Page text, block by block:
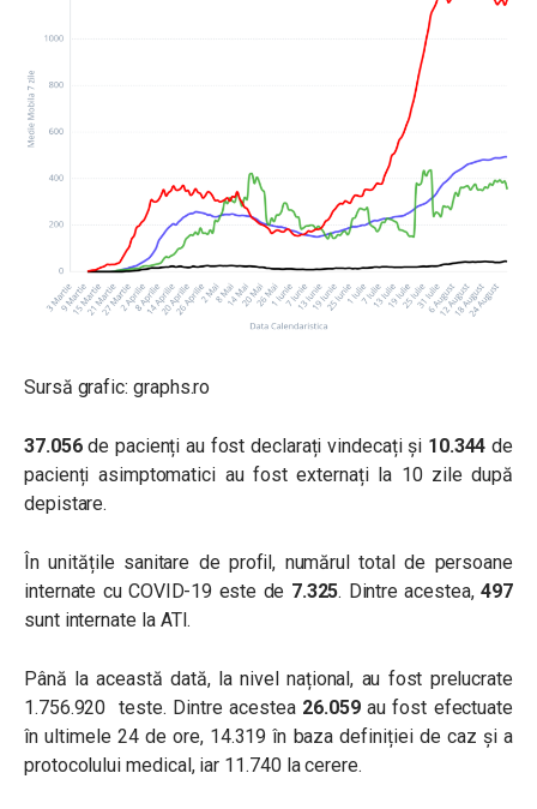
Sursă grafic: graphs.ro
37.056de pacienți au fost declarați vindecați și 10.344 de
pacienți asimptomatici au fost externați la 10 zile după
depistare.
În unitățile sanitare de profil, numărul total de persoane
internate cu COVID-19 este de 7.325. Dintre acestea,497
sunt internate la ATI.
Până la această dată, la nivel național, au fost prelucrate
1.756.920 teste. Dintre acestea 26.059au fost efectuate
în ultimele 24 de ore, 14.319 în baza definiției de caz și a
protocolului medical, iar 11.740 la cerere.